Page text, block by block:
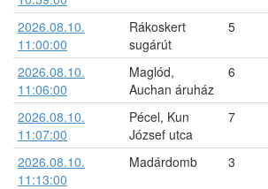
2026.08.10.
11:00:00
Rákoskert
sugárút
5
2026.08.10.
11:06:00
Maglód,
Auchan áruház
6
2026.08.10.
11:07:00
Pécel, Kun
József utca
7
2026.08.10.
11:13:00
Madárdomb 3